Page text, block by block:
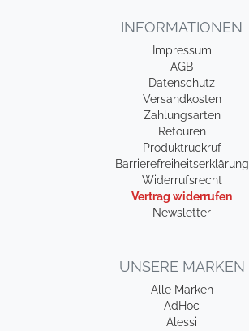
INFORMATIONEN
Impressum
AGB
Datenschutz
Versandkosten
Zahlungsarten
Retouren
Produktrückruf
Barrierefreiheitserklärung
Widerrufsrecht
Vertrag widerrufen
Newsletter
UNSERE MARKEN
Alle Marken
AdHoc
Alessi